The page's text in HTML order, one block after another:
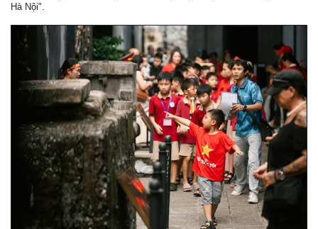
Hà Nội".